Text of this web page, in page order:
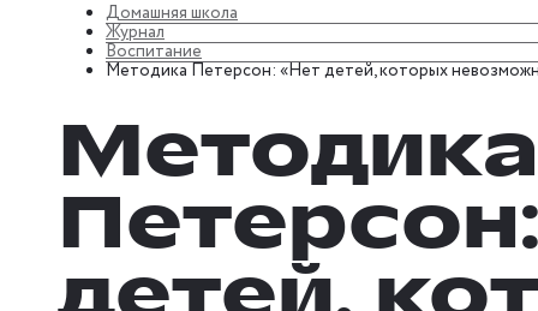
Домашняя школа
Журнал
Воспитание
Методика Петерсон: «Нет детей, которых
Методика